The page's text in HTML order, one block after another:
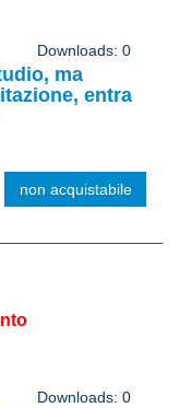
Downloads: 0
ma
entra
non acquistabile
Downloads: 0